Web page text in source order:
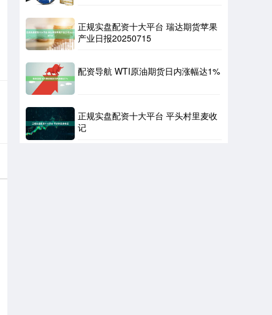
正规实盘配资十大平台 瑞达期货苹果
产业日报20250715
配资导航 WTI原油期货日内涨幅达1%
正规实盘配资十大平台 平头村里麦收
记